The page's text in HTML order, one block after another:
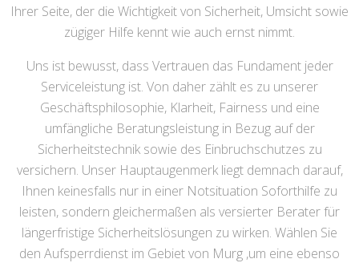
Ihrer Seite, der die Wichtigkeit von Sicherheit, Umsicht sowie
zügiger Hilfe kennt wie auch ernst nimmt.
Uns ist bewusst, dass Vertrauen das Fundament jeder
Serviceleistung ist. Von daher zählt es zu unserer
Geschäftsphilosophie, Klarheit, Fairness und eine
umfängliche Beratungsleistung in Bezug auf der
Sicherheitstechnik sowie des Einbruchschutzes zu
versichern. Unser Hauptaugenmerk liegt demnach darauf,
Ihnen keinesfalls nur in einer Notsituation Soforthilfe zu
leisten, sondern gleichermaßen als versierter Berater für
längerfristige Sicherheitslösungen zu wirken. Wählen Sie
den Aufsperrdienst im Gebiet von Murg ,um eine ebenso